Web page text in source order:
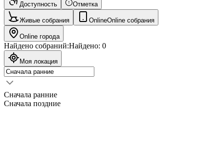
Доступность Отметка
Живые собрания OnlineOnline собрания
Online города
Найдено собраний:Найдено: 0
Моя локация
Сначала ранние
Сначала поздние